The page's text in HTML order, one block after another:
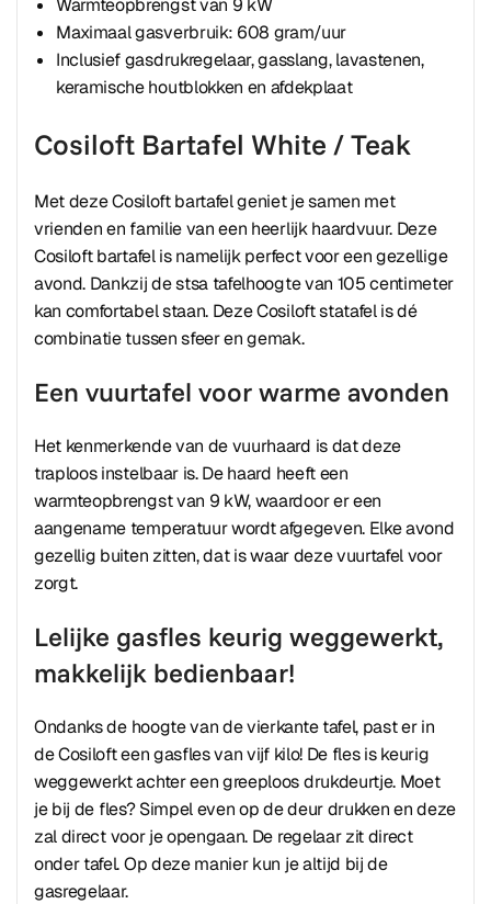
Warmteopbrengst van 9 kW
Maximaal gasverbruik: 608 gram/uur
Inclusief gasdrukregelaar, gasslang, lavastenen,
keramische houtblokken en afdekplaat
Cosiloft Bartafel White / Teak
Met deze Cosiloft bartafel geniet je samen met
vrienden en familie van een heerlijk haardvuur. Deze
Cosiloft bartafel is namelijk perfect voor een gezellige
avond. Dankzij de stsa tafelhoogte van 105 centimeter
kan comfortabel staan. Deze Cosiloft statafel is dé
combinatie tussen sfeer en gemak.
Een vuurtafel voor warme avonden
Het kenmerkende van de vuurhaard is dat deze
traploos instelbaar is. De haard heeft een
warmteopbrengst van 9 kW, waardoor er een
aangename temperatuur wordt afgegeven. Elke avond
gezellig buiten zitten, dat is waar deze vuurtafel voor
zorgt.
Lelijke gasfles keurig weggewerkt,
makkelijk bedienbaar!
Ondanks de hoogte van de vierkante tafel, past er in
de Cosiloft een gasfles van vijf kilo! De fles is keurig
weggewerkt achter een greeploos drukdeurtje. Moet
je bij de fles? Simpel even op de deur drukken en deze
zal direct voor je opengaan. De regelaar zit direct
onder tafel. Op deze manier kun je altijd bij de
gasregelaar.